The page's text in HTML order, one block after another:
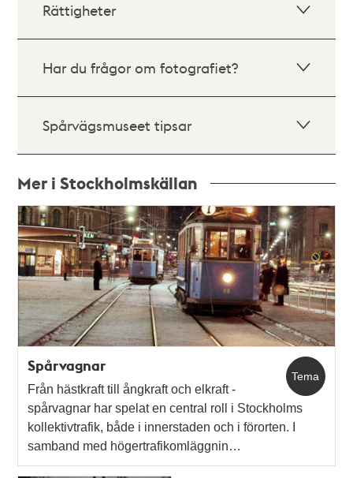
Rättigheter
Har du frågor om fotografiet?
Spårvägsmuseet tipsar
Mer i Stockholmskällan
Relaterade
poster
och
teman
Tema
Spårvagnar
Från hästkraft till ångkraft och elkraft -
spårvagnar har spelat en central roll i Stockholms
kollektivtrafik, både i innerstaden och i förorten. I
samband med högertrafikomläggnin…